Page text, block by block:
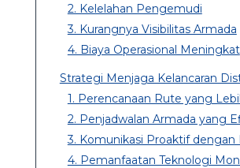
2. Kelelahan Pengemudi
3. Kurangnya Visibilitas Armada
4. Biaya Operasional Meningkat
Strategi Menjaga Kelancaran
1. Perencanaan Rute yang
2. Penjadwalan Armada yang
3. Komunikasi Proaktif dengan
4. Pemanfaatan Teknologi